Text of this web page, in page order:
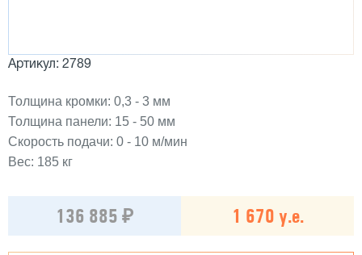
Артикул: 2789
Толщина кромки: 0,3 - 3 мм
Толщина панели: 15 - 50 мм
Скорость подачи: 0 - 10 м/мин
Вес: 185 кг
136 885 ₽ 1 670 у.е.